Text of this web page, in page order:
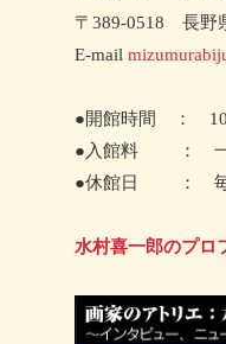
〒389-0518 長野
E-mail
●開館時間 ： 10
●入館料 ： 一般
●休館日 ： 毎週
水村喜一郎のプ